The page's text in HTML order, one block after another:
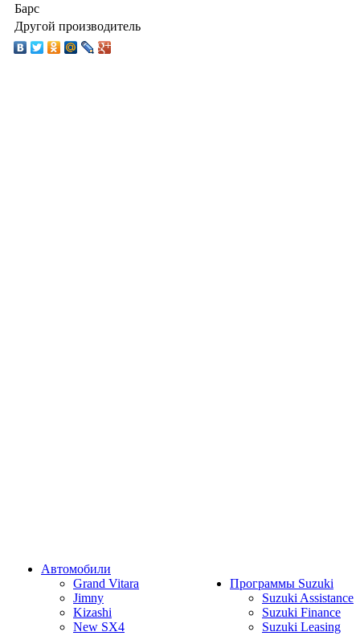
Барс
Другой производитель
Автомобили
Grand Vitara
Jimny
Kizashi
New SX4
Программы Suzuki
Suzuki Assistance
Suzuki Finance
Suzuki Leasing